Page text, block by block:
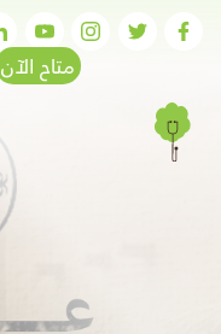
متاح الآن